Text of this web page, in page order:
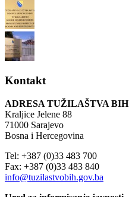
Kontakt
ADRESA TUŽILAŠTVA BIH
Kraljice Jelene 88
71000 Sarajevo
Bosna i Hercegovina
Tel: +387 (0)33 483 700
Fax: +387 (0)33 483 840
info@tuzilastvobih.gov.ba